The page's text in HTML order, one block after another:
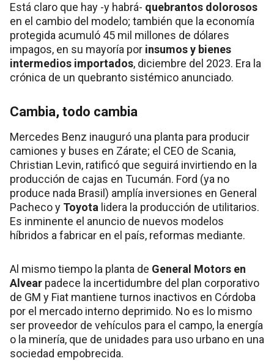
Está claro que hay -y habrá- quebrantos dolorosos
en el cambio del modelo; también que la economía
protegida acumuló 45 mil millones de dólares
impagos, en su mayoría por insumos y bienes
intermedios importados, diciembre del 2023. Era la
crónica de un quebranto sistémico anunciado.
Cambia, todo cambia
Mercedes Benz inauguró una planta para producir
camiones y buses en Zárate; el CEO de Scania,
Christian Levin, ratificó que seguirá invirtiendo en la
producción de cajas en Tucumán. Ford (ya no
produce nada Brasil) amplía inversiones en General
Pacheco y Toyota lidera la producción de utilitarios.
Es inminente el anuncio de nuevos modelos
híbridos a fabricar en el país, reformas mediante.
Al mismo tiempo la planta de General Motors en
Alvear padece la incertidumbre del plan corporativo
de GM y Fiat mantiene turnos inactivos en Córdoba
por el mercado interno deprimido. No es lo mismo
ser proveedor de vehículos para el campo, la energía
o la minería, que de unidades para uso urbano en una
sociedad empobrecida.